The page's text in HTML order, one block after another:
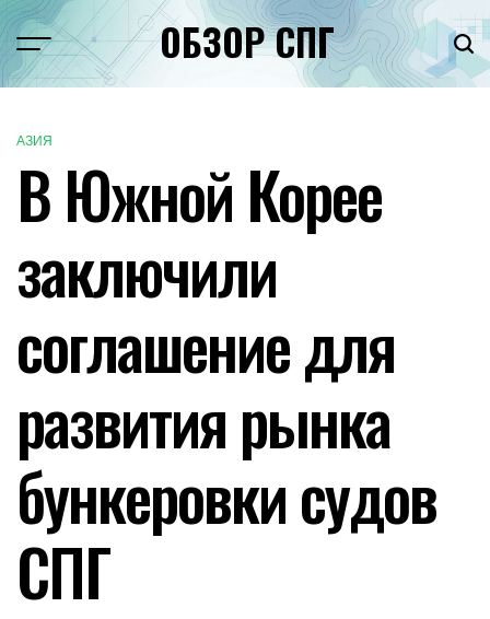
Перейти
к
содержимому
Меню ОБЗОР СПГ
ОПУБЛИКОВАНО
В
АЗИЯ
В Южной Корее
заключили
соглашение для
развития рынка
бункеровки судов
СПГ